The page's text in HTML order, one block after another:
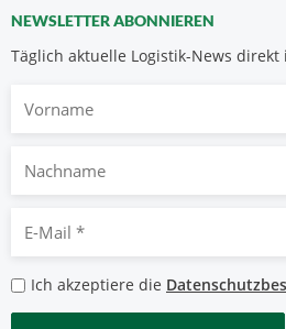
NEWSLETTER ABONNIEREN
Täglich aktuelle Logistik-News direkt
Nachname
Mail
*
Datenschutzbestimmungen
*
Ich akzeptiere die